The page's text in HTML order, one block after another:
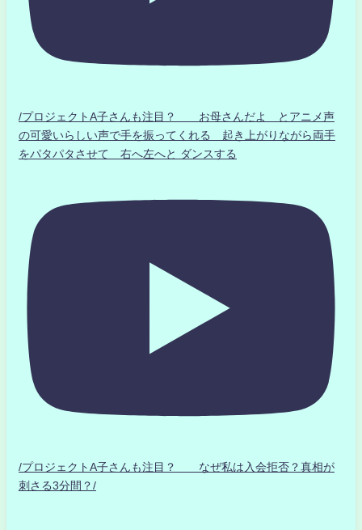
/プロジェクトA子さんも注目？ お母さんだよ とアニメ声
の可愛いらしい声で手を振ってくれる 起き上がりながら両手
をパタパタさせて 右へ左へと ダンスする
/プロジェクトA子さんも注目？ なぜ私は入会拒否？真相が
刺さる3分間？/